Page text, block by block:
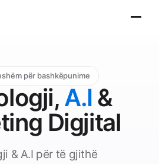
për bashkëpunime
A.I &
Digjital
& A.I për të gjithë